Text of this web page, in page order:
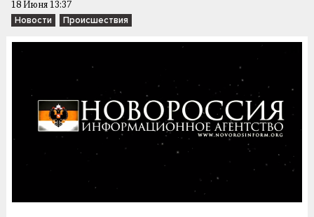
18 Июня 13:37
Новости Происшествия